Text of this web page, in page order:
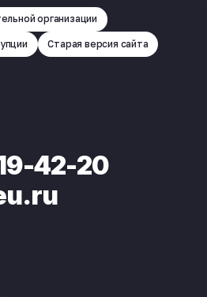
организации
Старая версия сайта
42-20